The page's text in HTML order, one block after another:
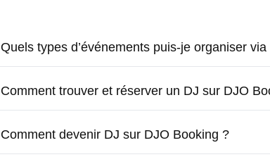
Quels types d’événements puis-je organiser
Comment trouver et réserver un DJ sur DJO
Comment devenir DJ sur DJO Booking ?